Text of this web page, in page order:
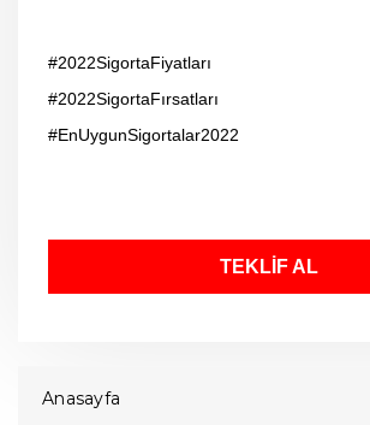
#2022SigortaFiyatları
#2022SigortaFırsatları
#EnUygunSigortalar2022
TEKLİF AL
Anasayfa